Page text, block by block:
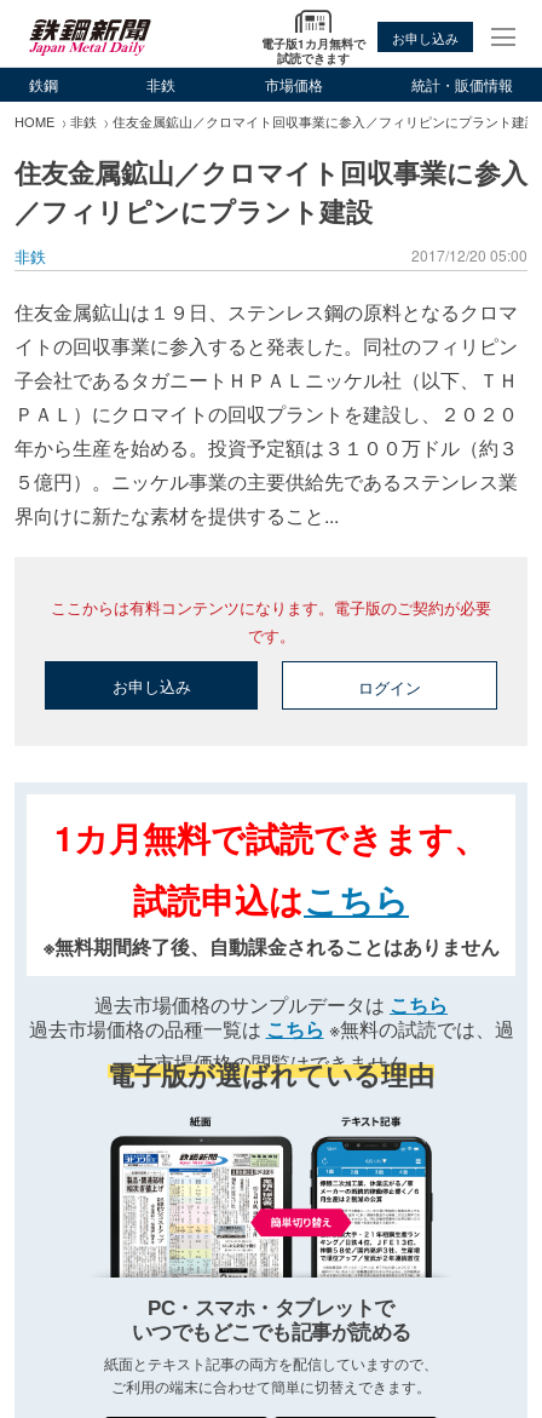
電子版1カ月無料で
試読できます
お申し込み
鉄鋼 非鉄 市場価格 統計・販価情報
HOME 非鉄 住友金属鉱山／クロマイト回収事業に参入／フィリピンにプラント建設
住友金属鉱山／クロマイト回収事業に参入
／フィリピンにプラント建設
非鉄 2017/12/20 05:00
住友金属鉱山は１９日、ステンレス鋼の原料となるクロマ
イトの回収事業に参入すると発表した。同社のフィリピン
子会社であるタガニートＨＰＡＬニッケル社（以下、ＴＨ
ＰＡＬ）にクロマイトの回収プラントを建設し、２０２０
年から生産を始める。投資予定額は３１００万ドル（約３
５億円）。ニッケル事業の主要供給先であるステンレス業
界向けに新たな素材を提供すること...
ここからは有料コンテンツになります。電子版のご契約が必要
です。
お申し込み ログイン
1カ月無料で試読できます、
試読申込はこちら
※無料期間終了後、自動課金されることはありません
過去市場価格のサンプルデータは こちら
過去市場価格の品種一覧は こちら ※無料の試読では、過
去市場価格の閲覧はできません
電子版が選ばれている理由
PC・スマホ・タブレットで
いつでもどこでも記事が読める
紙面とテキスト記事の両方を配信していますので、
ご利用の端末に合わせて簡単に切替えできます。